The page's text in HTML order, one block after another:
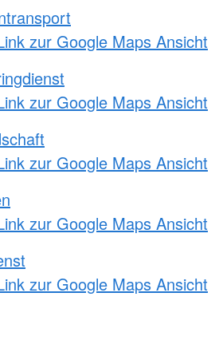
zur Google Maps Ansicht
zur Google Maps Ansicht
zur Google Maps Ansicht
zur Google Maps Ansicht
zur Google Maps Ansicht